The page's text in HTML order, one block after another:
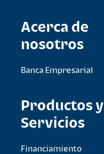
Acerca de
nosotros
Banca Empresarial
Productos y
Servicios
Financiamiento